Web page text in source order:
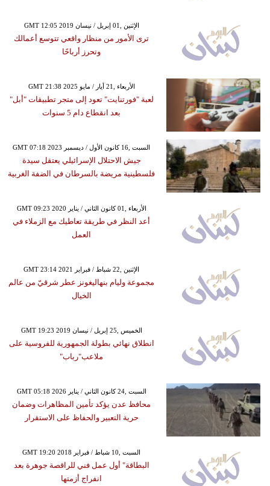
GMT 12:05 2019 الإثنين ,01 إبريل / نيسان
ترى الأمور من منظار واقعي تتوسع أعمالك
وتحرز أرباحًا
GMT 21:38 2025 الأربعاء ,21 أيار / مايو
لعبة "فورتنايت" تعود إلى متجر تطبيقات "أبل"
بعد انقطاع دام 5 سنوات
GMT 07:18 2023 السبت ,16 كانون الأول / ديسمبر
جيش الاحتلال الإسرائيلي يعتقل سيدة
فلسطينية مريضة بالسرطان في الضفة الغربية
GMT 09:23 2020 الأربعاء ,01 كانون الثاني / يناير
أعد النظر في طريقة تعاطيك مع الزملاء في
العمل
GMT 23:14 2021 الإثنين ,22 شباط / فبراير
مجموعة وليام بنهاليغونز عطر شرقيّ من عالم
الخيال
GMT 19:23 2019 الخميس ,25 إبريل / نيسان
انطلاق نهائي بطولة الجمهورية للفروسية على
ملاعب"رباب"
GMT 05:18 2026 السبت ,24 كانون الثاني / يناير
محافظ عدن يؤكد تأمين المظاهرات وضمان
حرية التعبير والحفاظ على الاستقرار
GMT 19:20 2018 السبت ,10 شباط / فبراير
البطاقة" أول عمل فني للراقصة جوهرة بعد
انفراج أزمتها